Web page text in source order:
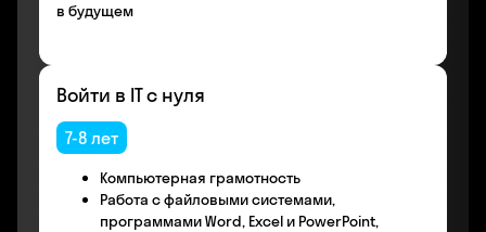
в будущем
Войти в IT с нуля
7-8 лет
Компьютерная грамотность
Работа с файловыми системами,
программами Word, Excel и PowerPoint,